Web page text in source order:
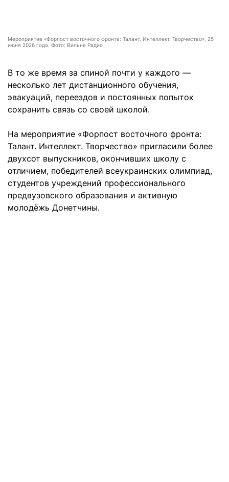
Мероприятие «Форпост восточного фронта: Талант. Интеллект. Творчество», 25
июня 2026 года. Фото: Вильне Радио
В то же время за спиной почти у каждого —
несколько лет дистанционного обучения,
эвакуаций, переездов и постоянных попыток
сохранить связь со своей школой.
На мероприятие «Форпост восточного фронта:
Талант. Интеллект. Творчество» пригласили более
двухсот выпускников, окончивших школу с
отличием, победителей всеукраинских олимпиад,
студентов учреждений профессионального
предвузовского образования и активную
молодёжь Донетчины.